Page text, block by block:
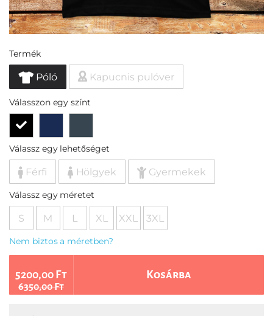
Termék
Póló Kapucnis pulóver
Válasszon egy színt
Válassz egy lehetőséget
Férfi Hölgyek Gyermekek
Válassz egy méretet
S M L XL XXL 3XL
Nem biztos a méretben?
5200,00 Ft
6350,00 Ft
Kosárba